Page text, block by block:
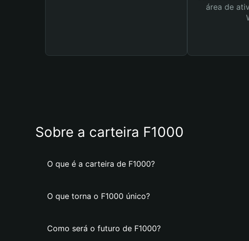
área de
Sobre a carteira F1000
O que é a carteira de F1000?
O que torna o F1000 único?
Como será o futuro de F1000?